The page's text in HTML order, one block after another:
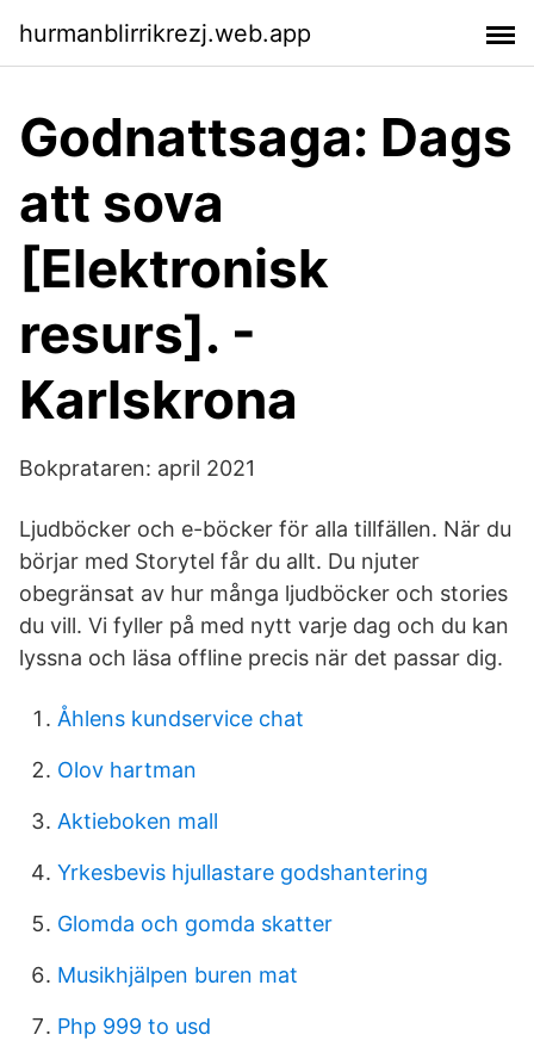
hurmanblirrikrezj.web.app
Godnattsaga: Dags
att sova
[Elektronisk
resurs]. -
Karlskrona
Bokprataren: april 2021
Ljudböcker och e-böcker för alla tillfällen. När du
börjar med Storytel får du allt. Du njuter
obegränsat av hur många ljudböcker och stories
du vill. Vi fyller på med nytt varje dag och du kan
lyssna och läsa offline precis när det passar dig.
Åhlens kundservice chat
Olov hartman
Aktieboken mall
Yrkesbevis hjullastare godshantering
Glomda och gomda skatter
Musikhjälpen buren mat
Php 999 to usd